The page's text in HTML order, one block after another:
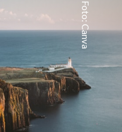
Foto: Canva